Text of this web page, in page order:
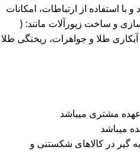
با استفاده از ارتباطات، امکانات
و ساخت زیورآلات مانند: (
طلا و جواهرات، ریختگی طلا
مشتری میباشد
میباشد
گیر در کالاهای شکستنی و